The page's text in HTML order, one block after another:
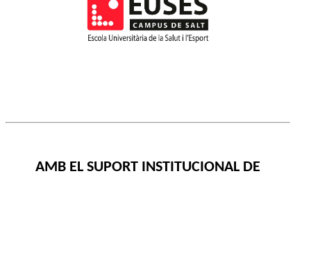
AMB EL SUPORT INSTITUCIONAL DE